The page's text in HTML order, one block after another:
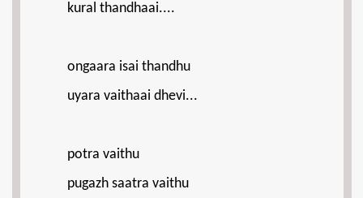
kural thandhaai....
ongaara isai thandhu
uyara vaithaai dhevi...
potra vaithu
pugazh saatra vaithu